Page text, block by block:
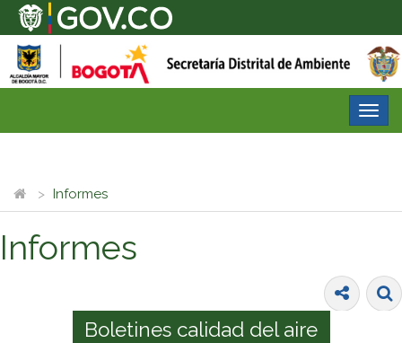
Informes
Informes
Boletines calidad del aire